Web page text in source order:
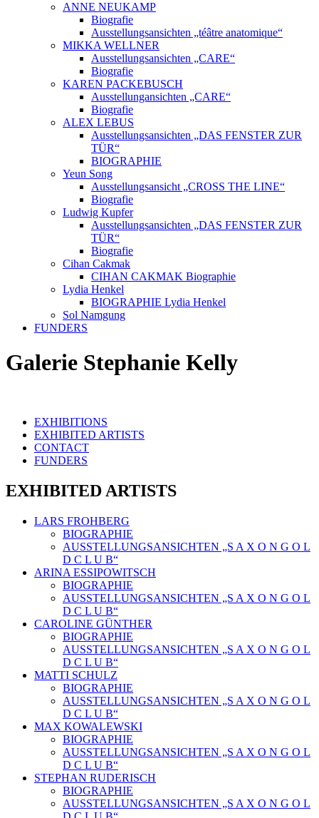
ANNE NEUKAMP
Biografie
Ausstellungsansichten „téâtre anatomique“
MIKKA WELLNER
Ausstellungsansichten „CARE“
Biografie
KAREN PACKEBUSCH
Ausstellungansichten „CARE“
Biografie
ALEX LEBUS
Ausstellungsansichten „DAS FENSTER ZUR
TÜR“
BIOGRAPHIE
Yeun Song
Ausstellungsansicht „CROSS THE LINE“
Biografie
Ludwig Kupfer
Ausstellungsansichten „DAS FENSTER ZUR
TÜR“
Biografie
Cihan Cakmak
CIHAN CAKMAK Biographie
Lydia Henkel
BIOGRAPHIE Lydia Henkel
Sol Namgung
FUNDERS
Galerie Stephanie Kelly
EXHIBITIONS
EXHIBITED ARTISTS
CONTACT
FUNDERS
EXHIBITED ARTISTS
LARS FROHBERG
BIOGRAPHIE
AUSSTELLUNGSANSICHTEN „S A X O N G O L
D C L U B“
ARINA ESSIPOWITSCH
BIOGRAPHIE
AUSSTELLUNGSANSICHTEN „S A X O N G O L
D C L U B“
CAROLINE GÜNTHER
BIOGRAPHIE
AUSSTELLUNGSANSICHTEN „S A X O N G O L
D C L U B“
MATTI SCHULZ
BIOGRAPHIE
AUSSTELLUNGSANSICHTEN „S A X O N G O L
D C L U B“
MAX KOWALEWSKI
BIOGRAPHIE
AUSSTELLUNGSANSICHTEN „S A X O N G O L
D C L U B“
STEPHAN RUDERISCH
BIOGRAPHIE
AUSSTELLUNGSANSICHTEN „S A X O N G O L